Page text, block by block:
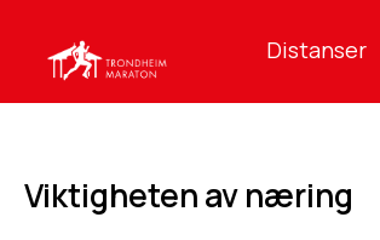
Distanser
Viktigheten av næring